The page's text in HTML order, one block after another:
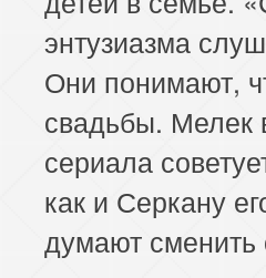
энтузиазма
Они понимают,
свадьбы. Мелек
сериала
как и Серкану
думают сменить